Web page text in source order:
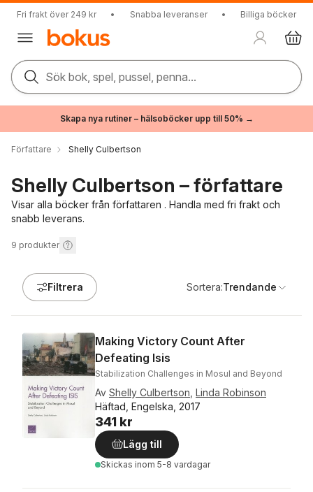
Fri frakt över 249 kr • Snabba leveranser • Billiga böcker
Sök bok, spel, pussel, penna...
Skapa nya rutiner – hälsoböcker upp till 50% →
Författare Shelly Culbertson
Shelly Culbertson – författare
Visar alla böcker från författaren . Handla med fri frakt och
snabb leverans.
9 produkter
Filtrera Sortera:Trendande
Making Victory Count After
Defeating Isis
Stabilization Challenges in Mosul and Beyond
Av Shelly Culbertson Linda Robinson
Häftad, Engelska, 2017
341 kr
Lägg till
Skickas inom 5-8 vardagar